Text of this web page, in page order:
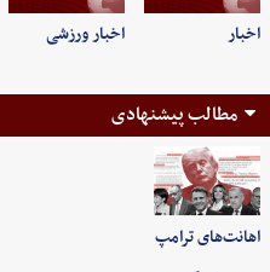
اخبار اخبار ورزشی
مطالب پیشنهادی
اهانت‌های ترامپ